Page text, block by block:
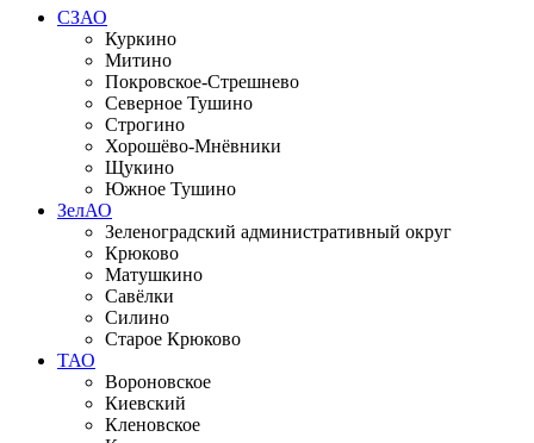
СЗАО
Куркино
Митино
Покровское-Стрешнево
Северное Тушино
Строгино
Хорошёво-Мнёвники
Щукино
Южное Тушино
ЗелАО
Зеленоградский административный округ
Крюково
Матушкино
Савёлки
Силино
Старое Крюково
ТАО
Вороновское
Киевский
Кленовское